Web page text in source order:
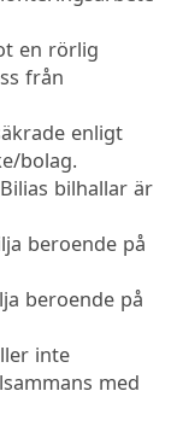
en rörlig
från
enligt
bolag.
bilhallar är
beroende på
beroende på
inte
med